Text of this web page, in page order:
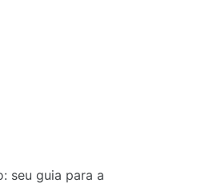
seu guia para a